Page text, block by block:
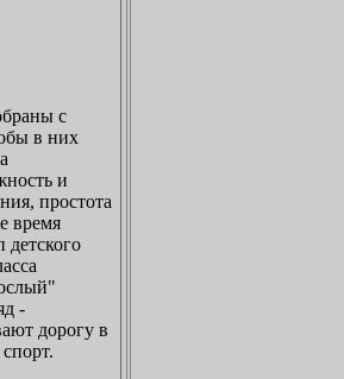
с
в них
и
простота
время
-